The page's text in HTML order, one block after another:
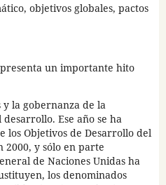
objetivos globales, pactos
un importante hito
la gobernanza de la
Ese año se ha
los Objetivos de Desarrollo del
2000, y sólo en parte
de Naciones Unidas ha
los denominados